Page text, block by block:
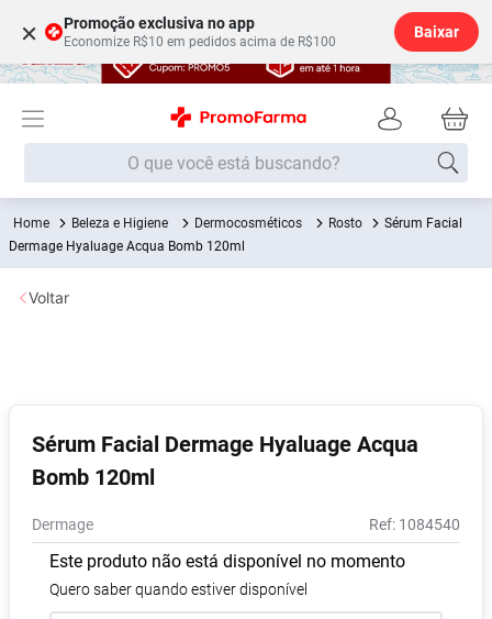
× Promoção exclusiva no app
Economize R$10 em pedidos acima de R$100
Baixar
O que você está buscando?
Beleza e Higiene Dermocosméticos Rosto
Sérum Facial
Dermage Hyaluage Acqua Bomb 120ml
Sérum Facial Dermage Hyaluage Acqua
Bomb 120ml
Dermage : 1084540
Este produto não está disponível no momento
Quero saber quando estiver disponível
Voltar
Termos mais buscados
1º Fralda
2
6º Shampoo
7º Desodorante
8º Absorvente
9º Lavitan
10º Vitamina D